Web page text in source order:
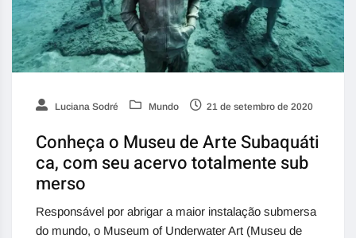
Luciana Sodré Mundo 21 de setembro de 2020
Conheça o Museu de Arte Subaquáti
ca, com seu acervo totalmente sub
merso
Responsável por abrigar a maior instalação submersa
do mundo, o Museum of Underwater Art (Museu de